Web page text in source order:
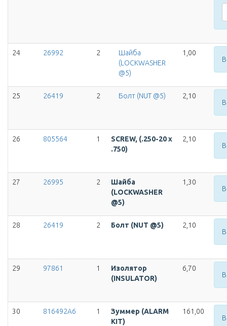
24 26992 2
Шайба
(LOCKWASHER
@5)
1,00
25 26419 2 Болт (NUT @5)
2,10
26 805564 1
SCREW, (.250-20 x
.750)
2,10
27 26995 2
Шайба
(LOCKWASHER
@5)
1,30
28 26419 2 Болт (NUT @5)
2,10
29 97861 1
Изолятор
(INSULATOR)
6,70
30 816492A6 1
Зуммер (ALARM
KIT)
161,00